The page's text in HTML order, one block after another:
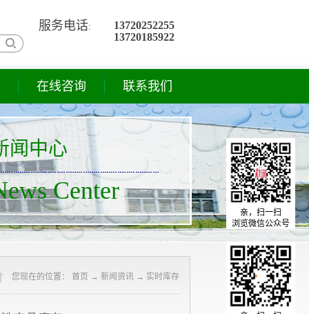
服务电话:
13720252255
13720185922
在线咨询 联系我们
闻中心
Center
您现在的位置 ： 首页 → 新闻资讯 → 实时库存
亲，扫一扫
浏览微信公众号